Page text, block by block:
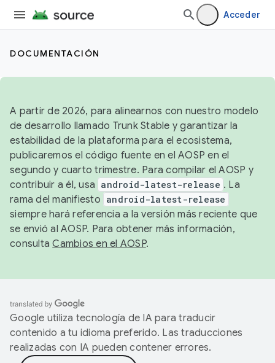
Acceder
DOCUMENTACIÓN
A partir de 2026, para alinearnos con nuestro modelo
de desarrollo llamado Trunk Stable y garantizar la
estabilidad de la plataforma para el ecosistema,
publicaremos el código fuente en el AOSP en el
segundo y cuarto trimestre. Para compilar el AOSP y
contribuir a él, usa android-latest-release . La
rama del manifiesto android-latest-release
siempre hará referencia a la versión más reciente que
se envió al AOSP. Para obtener más información,
consultaCambios en el AOSP.
Google utiliza tecnología de IA para traducir
contenido a tu idioma preferido. Las traducciones
realizadas con IA pueden contener errores.